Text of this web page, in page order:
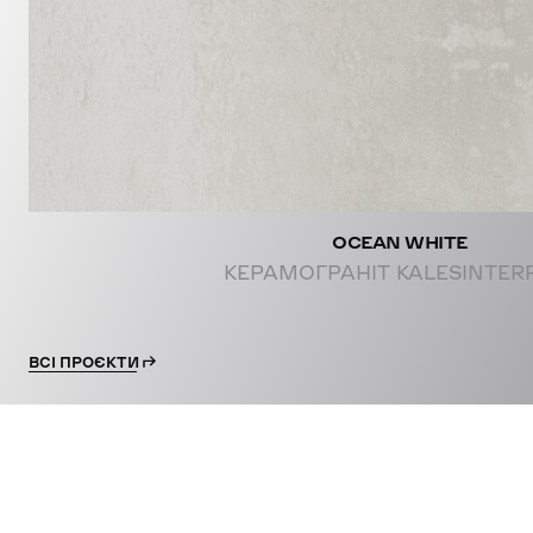
OCEAN WHITE
КЕРАМОГРАНІТ
ВСІ ПРОЄКТИ